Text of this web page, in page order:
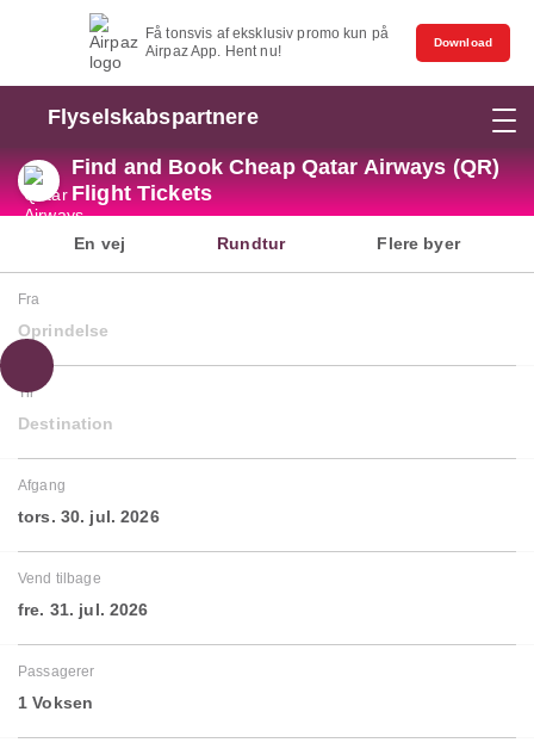
Få tonsvis af eksklusiv promo kun på
Airpaz App. Hent nu!
Download
Flyselskabspartnere
Find and Book Cheap Qatar Airways (QR)
Flight Tickets
En vej Rundtur Flere byer
Fra
Oprindelse
Til
Destination
Afgang
tors. 30. jul. 2026
Vend tilbage
fre. 31. jul. 2026
Passagerer
1 Voksen